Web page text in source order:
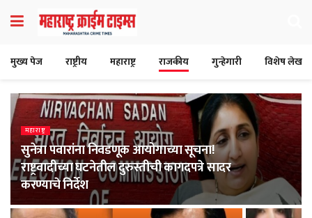
मुख्य पेज राष्ट्रीय महाराष्ट्र राजकीय गुन्हेगारी विशेष लेख
महाराष्ट्र
सुनेत्रा पवारांना निवडणूक आयोगाच्या सूचना!
राष्ट्रवादीच्या घटनेतील दुरुस्तीची कागदपत्रे सादर
करण्याचे निर्देश